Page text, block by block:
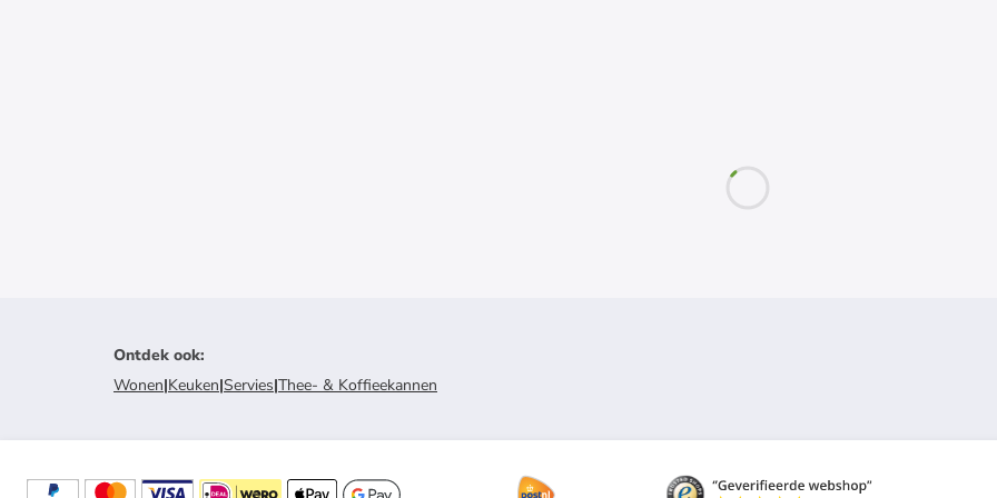
Ontdek ook:
Wonen|Keuken|Servies|Thee- & Koffieekannen